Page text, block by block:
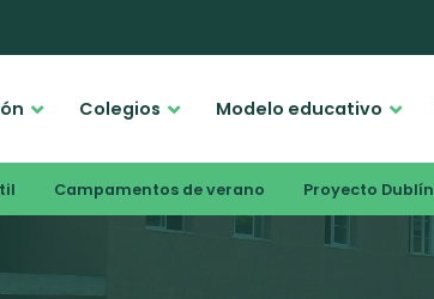
Colegios Modelo educativo
Campamentos de verano Proyecto Dublín